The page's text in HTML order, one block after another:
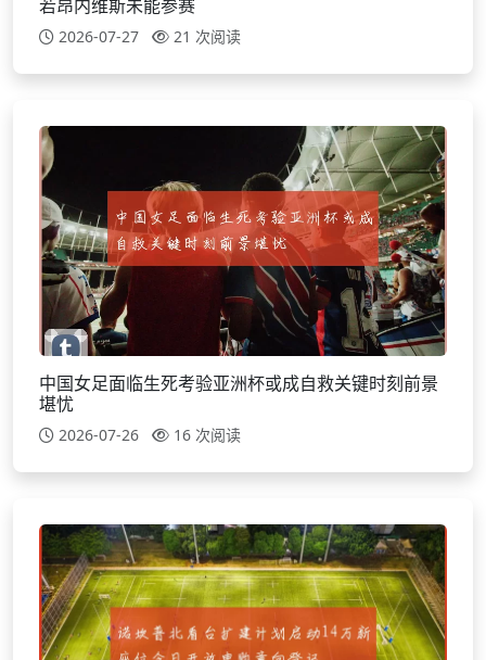
若昂内维斯未能参赛
2026-07-27 21 次阅读
中国女足面临生死考验亚洲杯或成自救关键时刻前景
堪忧
2026-07-26 16 次阅读